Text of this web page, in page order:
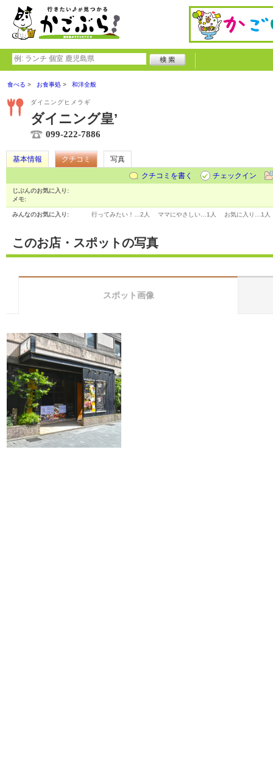
食べる お食事処 和洋全般
ダイニングヒメラギ
ダイニング皇’
099-222-7886
基本情報 クチコミ
写真
クチコミを書く
チェックイン
じぶんのお気に入り:
メモ:
みんなのお気に入り: 行ってみたい！… 2人 ママにやさしい… 1人 お気に入り… 1人
このお店・スポットの写真
スポット画像